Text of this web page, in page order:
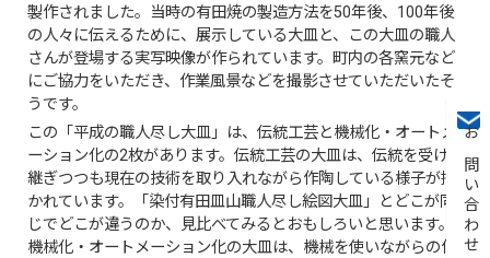
お問い合わせ
製作されました。当時の有田焼の製造方法を50年後、100年後
の人々に伝えるために、展示している大皿と、この大皿の職人
さんが登場する実写映像が作られています。町内の各窯元など
にご協力をいただき、作業風景などを撮影させていただいたそ
うです。
この「平成の職人尽し大皿」は、伝統工芸と機械化・オートメ
ーション化の2枚があります。伝統工芸の大皿は、伝統を受け
継ぎつつも現在の技術を取り入れながら作陶している様子が描
かれています。「染付有田皿山職人尽し絵図大皿」とどこが同
じでどこが違うのか、見比べてみるとおもしろいと思います。
機械化・オートメーション化の大皿は、機械を使いながらの作